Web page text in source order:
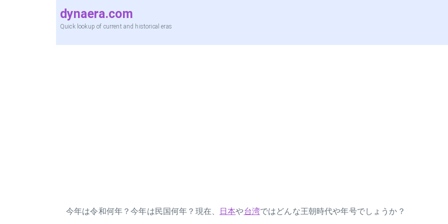
dynaera.com
Quick lookup of current and historical eras
今年は令和何年？今年は民国何年？現在、 日本や台湾ではどんな王朝時代や年号でしょうか？